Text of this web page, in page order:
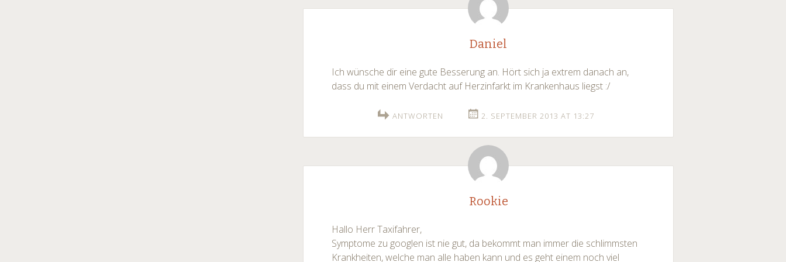
Daniel
Ich wünsche dir eine gute Besserung an. Hört sich ja extrem danach an,
dass du mit einem Verdacht auf Herzinfarkt im Krankenhaus liegst :/
ANTWORTEN 2. SEPTEMBER 2013 AT 13:27
Rookie
Hallo Herr Taxifahrer,
Symptome zu googlen ist nie gut, da bekommt man immer die schlimmsten
Krankheiten, welche man alle haben kann und es geht einem noch viel